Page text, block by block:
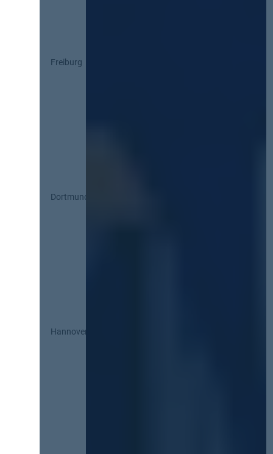
Freiburg
Dortmund
Hannover